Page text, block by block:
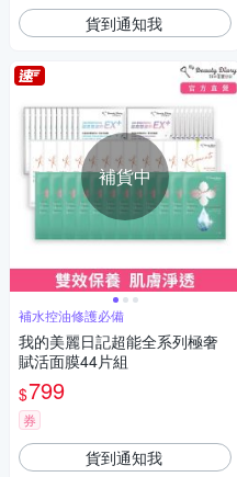
貨到通知我
補貨中
補水控油修護必備
我的美麗日記超能全系列極奢
賦活面膜44片組
$799
券
貨到通知我